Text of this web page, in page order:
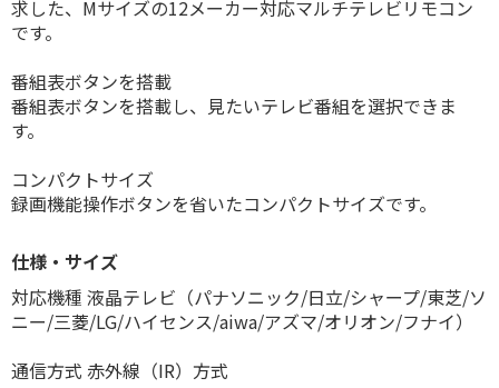
求した、Mサイズの12メーカー対応マルチテレビリモコン
です。
番組表ボタンを搭載
番組表ボタンを搭載し、見たいテレビ番組を選択できま
す。
コンパクトサイズ
録画機能操作ボタンを省いたコンパクトサイズです。
仕様・サイズ
対応機種 液晶テレビ（パナソニック/日立/シャープ/東芝/ソ
ニー/三菱/LG/ハイセンス/aiwa/アズマ/オリオン/フナイ）
通信方式 赤外線（IR）方式